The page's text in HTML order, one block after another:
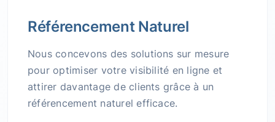
Référencement Naturel
Nous concevons des solutions sur mesure
pour optimiser votre visibilité en ligne et
attirer davantage de clients grâce à un
référencement naturel efficace.